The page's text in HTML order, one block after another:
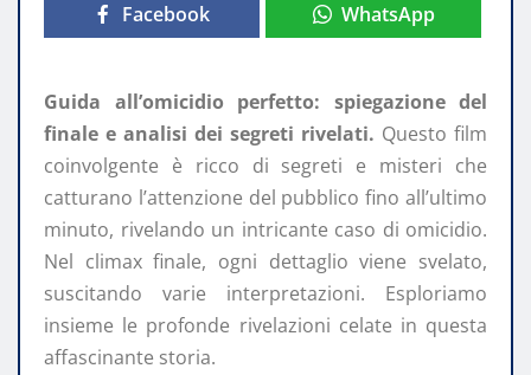
Facebook WhatsApp
Guida all’omicidio perfetto: spiegazione del
finale e analisi dei segreti rivelati. Questo film
coinvolgente è ricco di segreti e misteri che
catturano l’attenzione del pubblico fino all’ultimo
minuto, rivelando un intricante caso di omicidio.
Nel climax finale, ogni dettaglio viene svelato,
suscitando varie interpretazioni. Esploriamo
insieme le profonde rivelazioni celate in questa
affascinante storia.